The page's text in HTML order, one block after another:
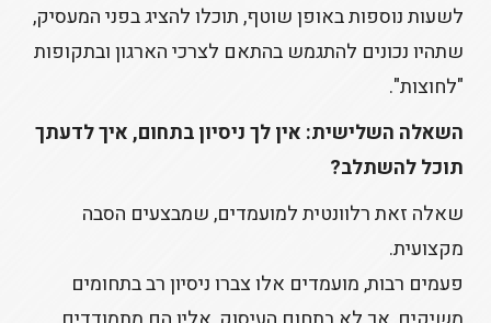
לשעות נוספות באופן שוטף, תוכלו להציג בפני המעסיק,
שתהיו נכונים להתגמש בהתאם לצרכי הארגון ובתקופות
"לחוצות".
השאלה השלישית: אין לך ניסיון בתחום, איך לדעתך
תוכל להשתלב?
שאלה זאת רלוונטית למועמדים, שמבצעים הסבה
מקצועית.
פעמים רבות, מועמדים אלו צברו ניסיון רב בתחומים